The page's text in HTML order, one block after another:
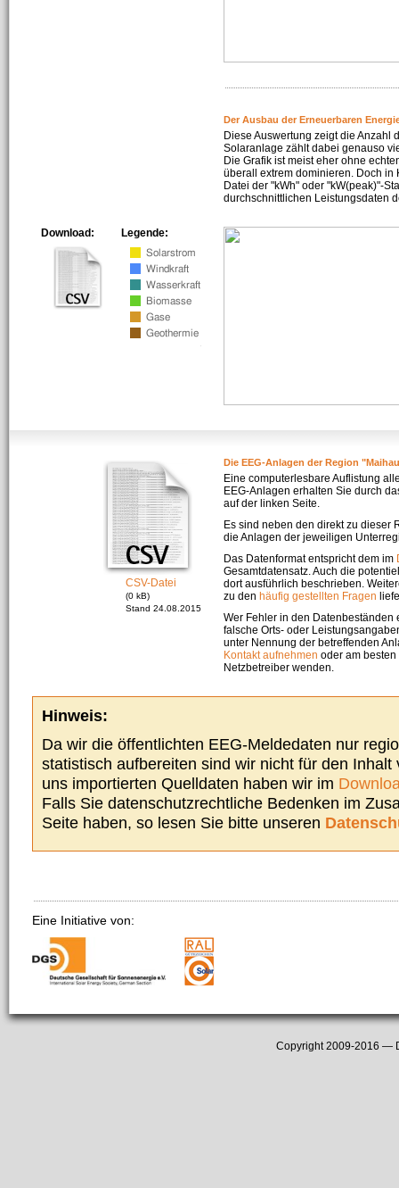
Der Ausbau der Erneuerbaren
Diese Auswertung zeigt die Anzahl
Solaranlage zählt dabei genauso
Die Grafik ist meist eher ohne
überall extrem dominieren. Doch in
Datei der "kWh" oder "kW(peak)"-
durchschnittlichen Leistungsdaten
Legende:
Download:
CSV-Datei
(0 kB)
Stand 24.08.2015
Die EEG-Anlagen der Region
Eine computerlesbare Auflistung
EEG-Anlagen erhalten Sie durch
auf der linken Seite.
Es sind neben den direkt zu dieser
die Anlagen der jeweiligen
Das Datenformat entspricht dem im
Gesamtdatensatz. Auch die
dort ausführlich beschrieben.
zu den häufig gestellten Fragen
Wer Fehler in den Datenbeständen
falsche Orts- oder
unter Nennung der betreffenden
Kontakt aufnehmen oder am
Netzbetreiber wenden.
Hinweis:
Da wir die öffentlichten EEG-Meldedaten nur
statistisch aufbereiten sind wir nicht für den Inhalt
uns importierten Quelldaten haben wir im
Falls Sie datenschutzrechtliche Bedenken im
Seite haben, so lesen Sie bitte unseren
Eine Initiative von:
Copyright 2009-2016 —